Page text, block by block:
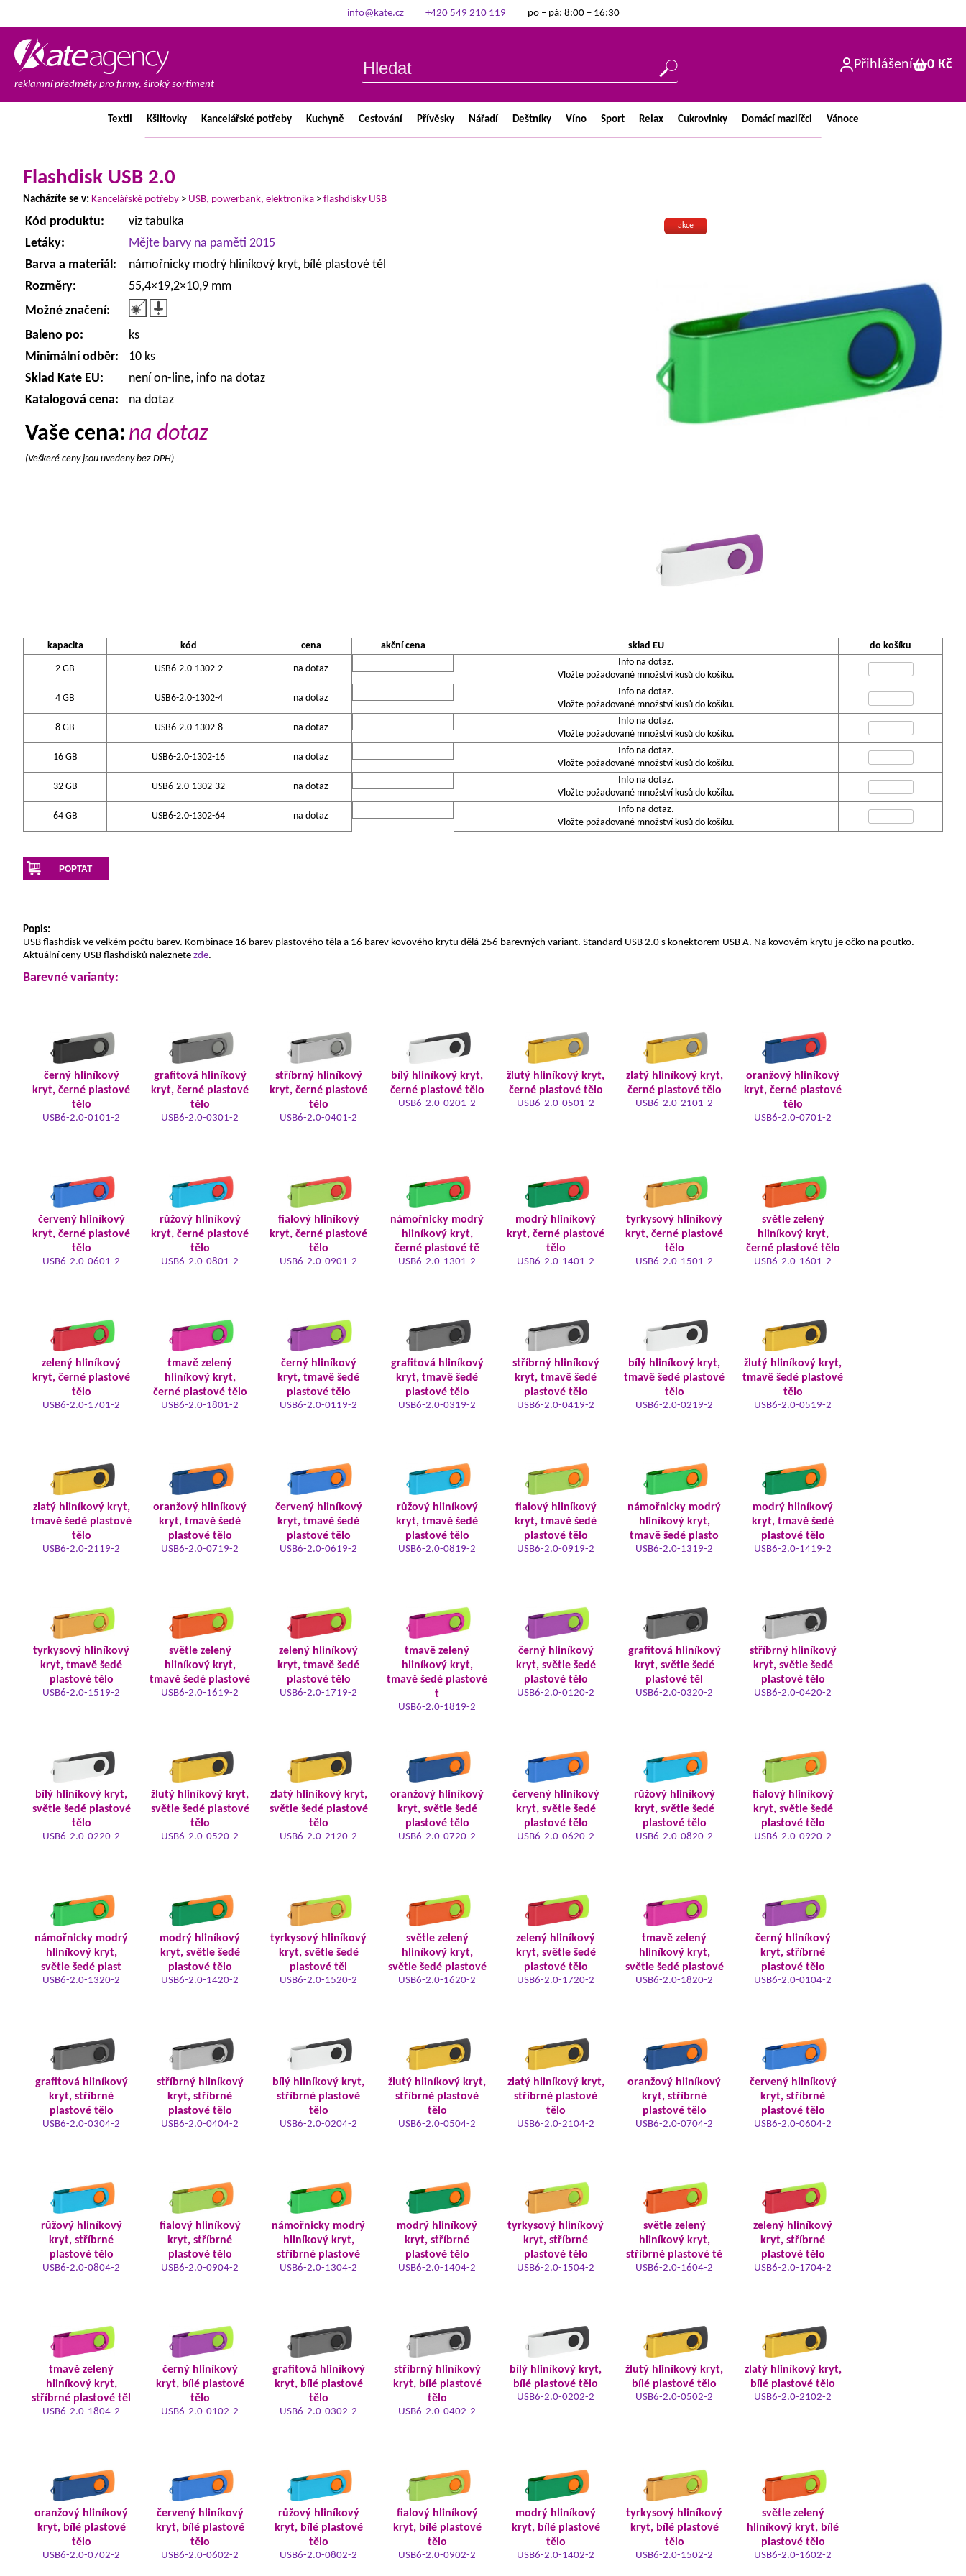
info@kate.cz +420 549 210 119 po – pá: 8:00 – 16:30
reklamní předměty pro firmy, široký sortiment
Přihlášení 0 Kč
Textil Kšiltovky Kancelářské potřeby Kuchyně Cestování Přívěsky Nářadí Deštníky Víno Sport Relax Cukrovinky Domácí mazlíčci Vánoce
Flashdisk USB 2.0
Nacházíte se v: Kancelářské potřeby > USB, powerbank, elektronika > flashdisky USB
akce
Kód produktu:
viz tabulka
Letáky:
Mějte barvy na paměti 2015
Barva a materiál:
námořnicky modrý hliníkový kryt, bílé plastové těl
Rozměry:
55,4×19,2×10,9 mm
Možné značení:
Baleno po:
ks
Minimální odběr:
10 ks
Sklad Kate EU:
není on-line, info na dotaz
Katalogová cena:
na dotaz
Vaše cena: na dotaz
(Veškeré ceny jsou uvedeny bez DPH)
kapacita kód cena akční cena sklad EU do košíku
2 GB USB6-2.0-1302-2 na dotaz
Info na dotaz.
Vložte požadované množství kusů do košíku.
4 GB USB6-2.0-1302-4 na dotaz
Info na dotaz.
Vložte požadované množství kusů do košíku.
8 GB USB6-2.0-1302-8 na dotaz
Info na dotaz.
Vložte požadované množství kusů do košíku.
16 GB USB6-2.0-1302-16 na dotaz
Info na dotaz.
Vložte požadované množství kusů do košíku.
32 GB USB6-2.0-1302-32 na dotaz
Info na dotaz.
Vložte požadované množství kusů do košíku.
64 GB USB6-2.0-1302-64 na dotaz
Info na dotaz.
Vložte požadované množství kusů do košíku.
POPTAT
Popis:
USB flashdisk ve velkém počtu barev. Kombinace 16 barev plastového těla a 16 barev kovového krytu dělá 256 barevných variant. Standard USB 2.0 s konektorem USB A. Na kovovém krytu je očko na poutko.
Aktuální ceny USB flashdisků naleznete zde.
Barevné varianty:
černý hliníkový
kryt, černé plastové
tělo
USB6-2.0-0101-2
grafitová hliníkový
kryt, černé plastové
tělo
USB6-2.0-0301-2
stříbrný hliníkový
kryt, černé plastové
tělo
USB6-2.0-0401-2
bílý hliníkový kryt,
černé plastové tělo
USB6-2.0-0201-2
žlutý hliníkový kryt,
černé plastové tělo
USB6-2.0-0501-2
zlatý hliníkový kryt,
černé plastové tělo
USB6-2.0-2101-2
oranžový hliníkový
kryt, černé plastové
tělo
USB6-2.0-0701-2
červený hliníkový
kryt, černé plastové
tělo
USB6-2.0-0601-2
růžový hliníkový
kryt, černé plastové
tělo
USB6-2.0-0801-2
fialový hliníkový
kryt, černé plastové
tělo
USB6-2.0-0901-2
námořnicky modrý
hliníkový kryt,
černé plastové tě
USB6-2.0-1301-2
modrý hliníkový
kryt, černé plastové
tělo
USB6-2.0-1401-2
tyrkysový hliníkový
kryt, černé plastové
tělo
USB6-2.0-1501-2
světle zelený
hliníkový kryt,
černé plastové tělo
USB6-2.0-1601-2
zelený hliníkový
kryt, černé plastové
tělo
USB6-2.0-1701-2
tmavě zelený
hliníkový kryt,
černé plastové tělo
USB6-2.0-1801-2
černý hliníkový
kryt, tmavě šedé
plastové tělo
USB6-2.0-0119-2
grafitová hliníkový
kryt, tmavě šedé
plastové tělo
USB6-2.0-0319-2
stříbrný hliníkový
kryt, tmavě šedé
plastové tělo
USB6-2.0-0419-2
bílý hliníkový kryt,
tmavě šedé plastové
tělo
USB6-2.0-0219-2
žlutý hliníkový kryt,
tmavě šedé plastové
tělo
USB6-2.0-0519-2
zlatý hliníkový kryt,
tmavě šedé plastové
tělo
USB6-2.0-2119-2
oranžový hliníkový
kryt, tmavě šedé
plastové tělo
USB6-2.0-0719-2
červený hliníkový
kryt, tmavě šedé
plastové tělo
USB6-2.0-0619-2
růžový hliníkový
kryt, tmavě šedé
plastové tělo
USB6-2.0-0819-2
fialový hliníkový
kryt, tmavě šedé
plastové tělo
USB6-2.0-0919-2
námořnicky modrý
hliníkový kryt,
tmavě šedé plasto
USB6-2.0-1319-2
modrý hliníkový
kryt, tmavě šedé
plastové tělo
USB6-2.0-1419-2
tyrkysový hliníkový
kryt, tmavě šedé
plastové tělo
USB6-2.0-1519-2
světle zelený
hliníkový kryt,
tmavě šedé plastové
USB6-2.0-1619-2
zelený hliníkový
kryt, tmavě šedé
plastové tělo
USB6-2.0-1719-2
tmavě zelený
hliníkový kryt,
tmavě šedé plastové
t
USB6-2.0-1819-2
černý hliníkový
kryt, světle šedé
plastové tělo
USB6-2.0-0120-2
grafitová hliníkový
kryt, světle šedé
plastové těl
USB6-2.0-0320-2
stříbrný hliníkový
kryt, světle šedé
plastové tělo
USB6-2.0-0420-2
bílý hliníkový kryt,
světle šedé plastové
tělo
USB6-2.0-0220-2
žlutý hliníkový kryt,
světle šedé plastové
tělo
USB6-2.0-0520-2
zlatý hliníkový kryt,
světle šedé plastové
tělo
USB6-2.0-2120-2
oranžový hliníkový
kryt, světle šedé
plastové tělo
USB6-2.0-0720-2
červený hliníkový
kryt, světle šedé
plastové tělo
USB6-2.0-0620-2
růžový hliníkový
kryt, světle šedé
plastové tělo
USB6-2.0-0820-2
fialový hliníkový
kryt, světle šedé
plastové tělo
USB6-2.0-0920-2
námořnicky modrý
hliníkový kryt,
světle šedé plast
USB6-2.0-1320-2
modrý hliníkový
kryt, světle šedé
plastové tělo
USB6-2.0-1420-2
tyrkysový hliníkový
kryt, světle šedé
plastové těl
USB6-2.0-1520-2
světle zelený
hliníkový kryt,
světle šedé plastové
USB6-2.0-1620-2
zelený hliníkový
kryt, světle šedé
plastové tělo
USB6-2.0-1720-2
tmavě zelený
hliníkový kryt,
světle šedé plastové
USB6-2.0-1820-2
černý hliníkový
kryt, stříbrné
plastové tělo
USB6-2.0-0104-2
grafitová hliníkový
kryt, stříbrné
plastové tělo
USB6-2.0-0304-2
stříbrný hliníkový
kryt, stříbrné
plastové tělo
USB6-2.0-0404-2
bílý hliníkový kryt,
stříbrné plastové
tělo
USB6-2.0-0204-2
žlutý hliníkový kryt,
stříbrné plastové
tělo
USB6-2.0-0504-2
zlatý hliníkový kryt,
stříbrné plastové
tělo
USB6-2.0-2104-2
oranžový hliníkový
kryt, stříbrné
plastové tělo
USB6-2.0-0704-2
červený hliníkový
kryt, stříbrné
plastové tělo
USB6-2.0-0604-2
růžový hliníkový
kryt, stříbrné
plastové tělo
USB6-2.0-0804-2
fialový hliníkový
kryt, stříbrné
plastové tělo
USB6-2.0-0904-2
námořnicky modrý
hliníkový kryt,
stříbrné plastové
USB6-2.0-1304-2
modrý hliníkový
kryt, stříbrné
plastové tělo
USB6-2.0-1404-2
tyrkysový hliníkový
kryt, stříbrné
plastové tělo
USB6-2.0-1504-2
světle zelený
hliníkový kryt,
stříbrné plastové tě
USB6-2.0-1604-2
zelený hliníkový
kryt, stříbrné
plastové tělo
USB6-2.0-1704-2
tmavě zelený
hliníkový kryt,
stříbrné plastové těl
USB6-2.0-1804-2
černý hliníkový
kryt, bílé plastové
tělo
USB6-2.0-0102-2
grafitová hliníkový
kryt, bílé plastové
tělo
USB6-2.0-0302-2
stříbrný hliníkový
kryt, bílé plastové
tělo
USB6-2.0-0402-2
bílý hliníkový kryt,
bílé plastové tělo
USB6-2.0-0202-2
žlutý hliníkový kryt,
bílé plastové tělo
USB6-2.0-0502-2
zlatý hliníkový kryt,
bílé plastové tělo
USB6-2.0-2102-2
oranžový hliníkový
kryt, bílé plastové
tělo
USB6-2.0-0702-2
červený hliníkový
kryt, bílé plastové
tělo
USB6-2.0-0602-2
růžový hliníkový
kryt, bílé plastové
tělo
USB6-2.0-0802-2
fialový hliníkový
kryt, bílé plastové
tělo
USB6-2.0-0902-2
modrý hliníkový
kryt, bílé plastové
tělo
USB6-2.0-1402-2
tyrkysový hliníkový
kryt, bílé plastové
tělo
USB6-2.0-1502-2
světle zelený
hliníkový kryt, bílé
plastové tělo
USB6-2.0-1602-2